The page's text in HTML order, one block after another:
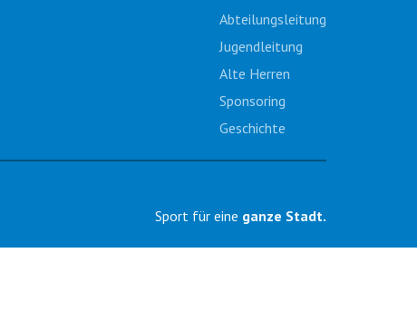
Abteilungsleitung
Jugendleitung
Alte Herren
Sponsoring
Geschichte
Sport für eine ganze Stadt.